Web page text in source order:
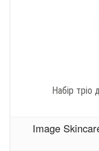
Набір
Image